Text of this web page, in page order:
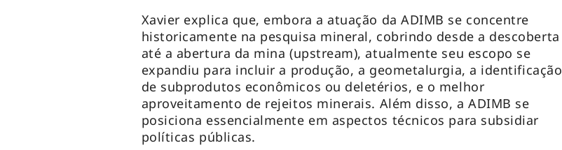
Xavier explica que, embora a atuação da ADIMB se concentre
historicamente na pesquisa mineral, cobrindo desde a descoberta
até a abertura da mina (upstream), atualmente seu escopo se
expandiu para incluir a produção, a geometalurgia, a identificação
de subprodutos econômicos ou deletérios, e o melhor
aproveitamento de rejeitos minerais. Além disso, a ADIMB se
posiciona essencialmente em aspectos técnicos para subsidiar
políticas públicas.